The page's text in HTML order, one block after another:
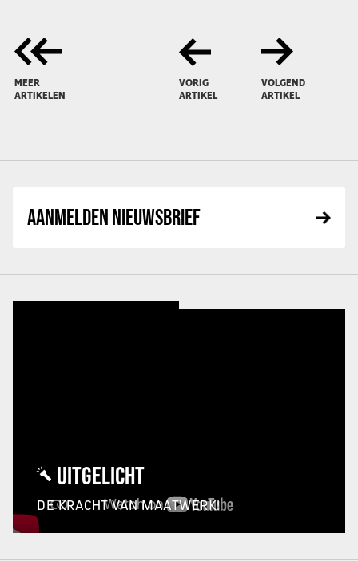
MEER
ARTIKELEN
VORIG
ARTIKEL
VOLGEND
ARTIKEL
AANMELDEN NIEUWSBRIEF
UITGELICHT
DE KRACHT VAN MAATWERK!